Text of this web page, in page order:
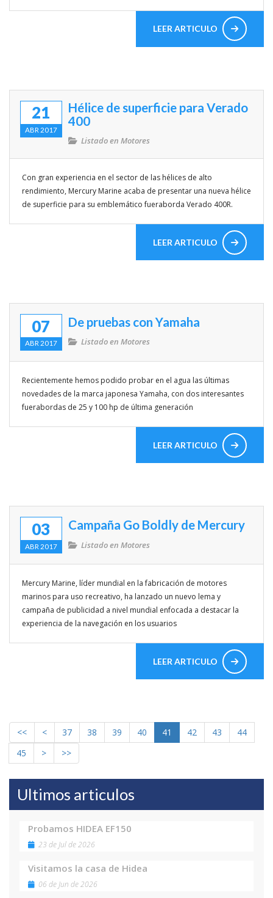
LEER ARTICULO
21
ABR 2017
Hélice de superficie para Verado
400
Listado enMotores
Con gran experiencia en el sector de las hélices de alto
rendimiento, Mercury Marine acaba de presentar una nueva hélice
de superficie para su emblemático fueraborda Verado 400R.
LEER ARTICULO
07
ABR 2017
De pruebas con Yamaha
Listado enMotores
Recientemente hemos podido probar en el agua las últimas
novedades de la marca japonesa Yamaha, con dos interesantes
fuerabordas de 25 y 100 hp de última generación
LEER ARTICULO
03
ABR 2017
Campaña Go Boldly de Mercury
Listado en Motores
Mercury Marine, líder mundial en la fabricación de motores
marinos para uso recreativo, ha lanzado un nuevo lema y
campaña de publicidad a nivel mundial enfocada a destacar la
experiencia de la navegación en los usuarios
LEER ARTICULO
<< < 37 38 39 40 41 42 43
44
45
> >>
Ultimos articulos
Probamos HIDEA EF150
23 de Jul de 2026
Visitamos la casa de Hidea
06 de Jun de 2026